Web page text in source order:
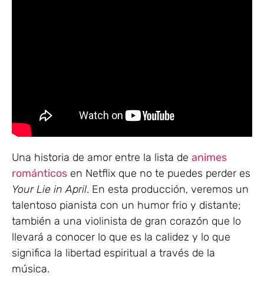
Una historia de amor entre la lista de animes
románticos en Netflix que no te puedes perder es
Your Lie in April. En esta producción, veremos un
talentoso pianista con un humor frio y distante;
también a una violinista de gran corazón que lo
llevará a conocer lo que es la calidez y lo que
significa la libertad espiritual a través de la
música.